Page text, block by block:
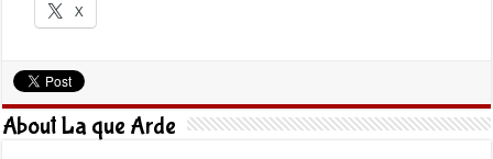
X
About La que Arde